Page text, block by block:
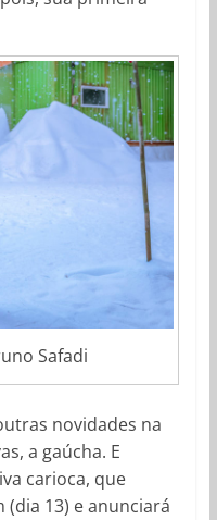
Safadi
novidades na
a gaúcha. E
carioca, que
(dia 13) e anunciará